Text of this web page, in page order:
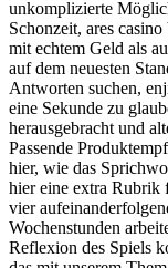
unkomplizierte
Schonzeit, ares
mit echtem Geld als
auf dem neuesten
Antworten suchen,
eine Sekunde zu
herausgebracht und
Passende
hier, wie das
hier eine extra Rubrik
vier
Wochenstunden
Reflexion des Spiels